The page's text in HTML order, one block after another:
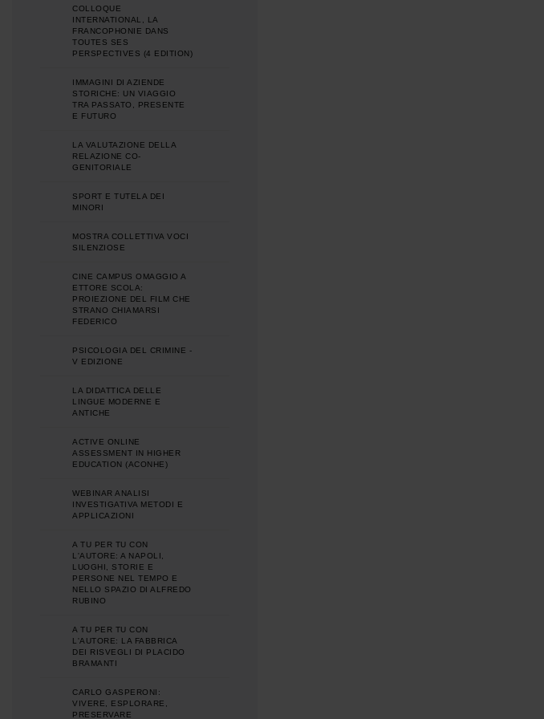
COLLOQUE
INTERNATIONAL, LA
FRANCOPHONIE DANS
TOUTES SES
PERSPECTIVES (4 EDITION)
IMMAGINI DI AZIENDE
STORICHE: UN VIAGGIO
TRA PASSATO, PRESENTE
E FUTURO
LA VALUTAZIONE DELLA
RELAZIONE CO-
GENITORIALE
SPORT E TUTELA DEI
MINORI
MOSTRA COLLETTIVA VOCI
SILENZIOSE
CINE CAMPUS OMAGGIO A
ETTORE SCOLA:
PROIEZIONE DEL FILM CHE
STRANO CHIAMARSI
FEDERICO
PSICOLOGIA DEL CRIMINE -
V EDIZIONE
LA DIDATTICA DELLE
LINGUE MODERNE E
ANTICHE
ACTIVE ONLINE
ASSESSMENT IN HIGHER
EDUCATION (ACONHE)
WEBINAR ANALISI
INVESTIGATIVA METODI E
APPLICAZIONI
A TU PER TU CON
L'AUTORE: A NAPOLI,
LUOGHI, STORIE E
PERSONE NEL TEMPO E
NELLO SPAZIO DI ALFREDO
RUBINO
A TU PER TU CON
L'AUTORE: LA FABBRICA
DEI RISVEGLI DI PLACIDO
BRAMANTI
CARLO GASPERONI:
VIVERE, ESPLORARE,
PRESERVARE